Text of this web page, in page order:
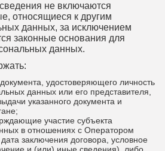
не включаются
относящиеся к другим
данных, за исключением
законные основания для
данных.
удостоверяющего личность
данных или его представителя,
указанного документа и
участие субъекта
в отношениях с Оператором
заключения договора, условное